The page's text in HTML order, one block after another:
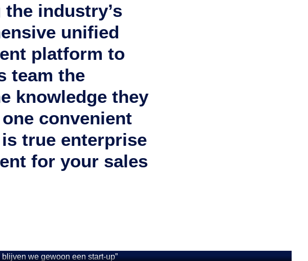
the industry’s
unified
platform to
team the
knowledge they
convenient
true enterprise
for your sales
Showpad: “Het
veel vlakken blijven we